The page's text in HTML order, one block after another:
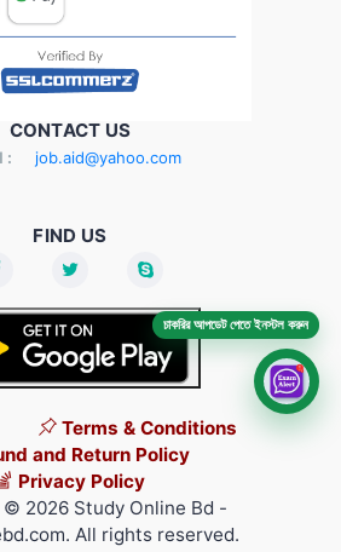
CONTACT US
: job.aid@yahoo.com
FIND US
Terms & Conditions
and Return Policy
Privacy Policy
2026 Study Online Bd -
All rights reserved.
চাকরির আপডেট পেতে ইনস্টল করুন